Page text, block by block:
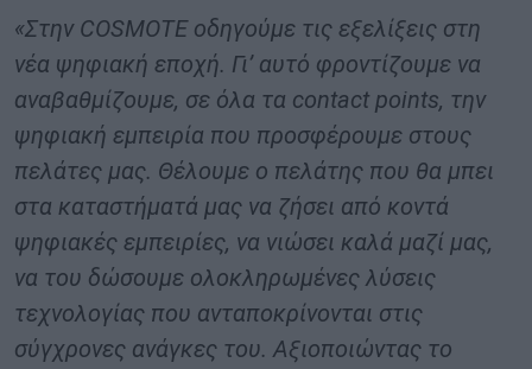
«Στην COSMOTE οδηγούμε τις εξελίξεις στη
νέα ψηφιακή εποχή. Γι’ αυτό φροντίζουμε να
αναβαθμίζουμε, σε όλα τα contact points, την
ψηφιακή εμπειρία που προσφέρουμε στους
πελάτες μας. Θέλουμε ο πελάτης που θα μπει
στα καταστήματά μας να ζήσει από κοντά
ψηφιακές εμπειρίες, να νιώσει καλά μαζί μας,
να του δώσουμε ολοκληρωμένες λύσεις
τεχνολογίας που ανταποκρίνονται στις
σύγχρονες ανάγκες του. Αξιοποιώντας το